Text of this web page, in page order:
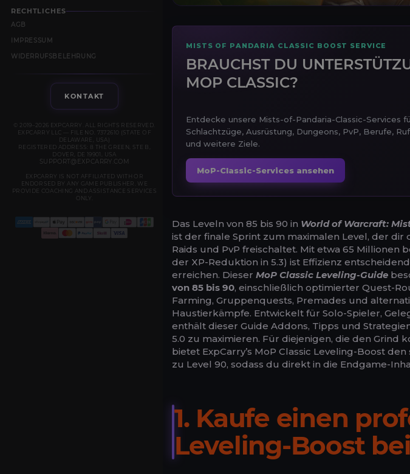
RECHTLICHES
AGB
IMPRESSUM
WIDERRUFSBELEHRUNG
KONTAKT
© 2019–2026 EXPCARRY. ALL RIGHTS RESERVED.
EXPCARRY LLC — FILE NO. 7372610 (STATE OF
DELAWARE, USA)
REGISTERED ADDRESS: 8 THE GREEN, STE B,
DOVER, DE 19901, USA
SUPPORT@EXPCARRY.COM
EXPCARRY IS NOT AFFILIATED WITH OR
ENDORSED BY ANY GAME PUBLISHER. WE
PROVIDE COACHING AND ASSISTANCE SERVICES
ONLY.
MISTS OF PANDARIA CLASSIC BOOST SERVICE
BRAUCHST DU
MOP CLASSIC?
Entdecke unsere Mists-of-Pandaria-Classic-Services
Schlachtzüge, Ausrüstung, Dungeons, PvP, Berufe,
und weitere Ziele.
MoP-Classic-Services ansehen
Das Leveln von 85 bis 90 in World of Warcraft:
ist der finale Sprint zum maximalen Level, der dir
Raids und PvP freischaltet. Mit etwa 65 Millionen
der XP-Reduktion in 5.3) ist Effizienz
erreichen. Dieser MoP Classic Leveling-Guide
von 85 bis 90, einschließlich optimierter Quest-
Farming, Gruppenquests, Premades und
Haustierkämpfe. Entwickelt für Solo-Spieler,
enthält dieser Guide Addons, Tipps und
5.0 zu maximieren. Für diejenigen, die den
bietet ExpCarry’s MoP Classic Leveling-Boost
zu Level 90, sodass du direkt in die Endgame-
1. Kaufe einen
Leveling-Boost